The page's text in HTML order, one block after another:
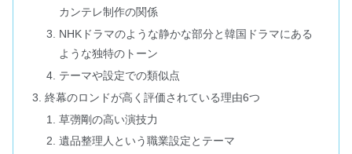
カンテレ制作の関係
NHKドラマのような静かな部分と韓国ドラマにある
ような独特のトーン
テーマや設定での類似点
終幕のロンドが高く評価されている理由6つ
草彅剛の高い演技力
遺品整理人という職業設定とテーマ